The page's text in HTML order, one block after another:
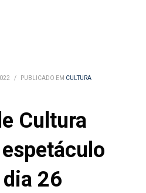
/ PUBLICADO EM CULTURA
Cultura
26